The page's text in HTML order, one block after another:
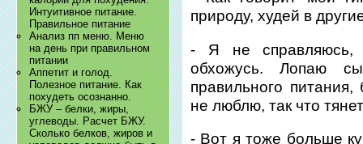
Интуитивное питание.
Правильное питание
Анализ пп меню. Меню
на день при правильном
питании
Аппетит и голод.
Полезное питание. Как
похудеть осознанно.
БЖУ – белки, жиры,
углеводы. Расчет БЖУ.
Сколько белков, жиров и
природу, худей в
- Я не справляюсь,
обхожусь. Лопаю
правильного
не люблю, так что
- Вот я тоже больше